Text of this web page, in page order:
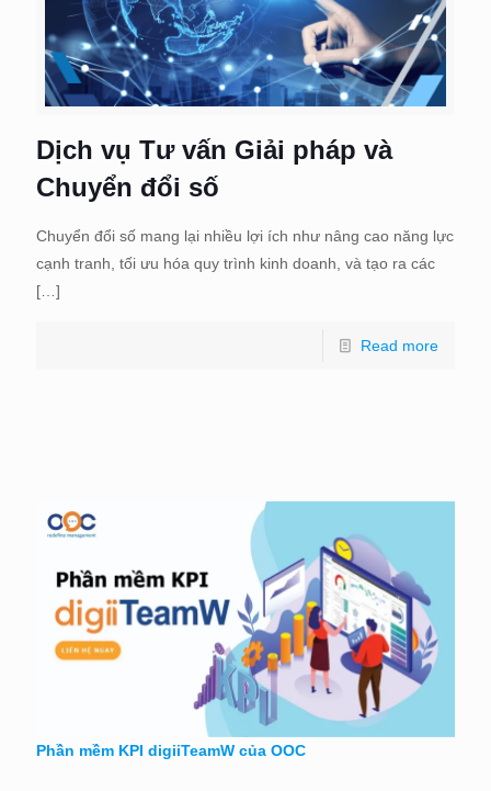
Dịch vụ Tư vấn Giải pháp và
Chuyển đổi số
Chuyển đổi số mang lại nhiều lợi ích như nâng cao năng lực
cạnh tranh, tối ưu hóa quy trình kinh doanh, và tạo ra các
[…]
Read more
Phần mềm KPI digiiTeamW của OOC